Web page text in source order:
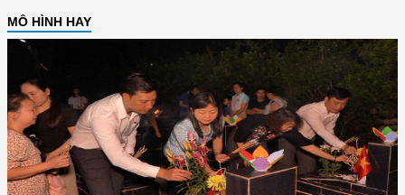
MÔ HÌNH HAY